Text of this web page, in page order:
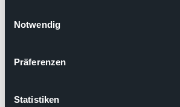
Cookies, wenn Sie unsere Webseite
Notwendig
Präferenzen
Statistiken
Zurhilfenahme des
Stellungnahmen
Genexpressionstests unter